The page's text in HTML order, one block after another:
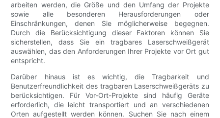
arbeiten werden, die Größe und den Umfang der Projekte
sowie alle besonderen Herausforderungen oder
Einschränkungen, denen Sie möglicherweise begegnen.
Durch die Berücksichtigung dieser Faktoren können Sie
sicherstellen, dass Sie ein tragbares Laserschweißgerät
auswählen, das den Anforderungen Ihrer Projekte vor Ort gut
entspricht.
Darüber hinaus ist es wichtig, die Tragbarkeit und
Benutzerfreundlichkeit des tragbaren Laserschweißgeräts zu
berücksichtigen. Für Vor-Ort-Projekte sind häufig Geräte
erforderlich, die leicht transportiert und an verschiedenen
Orten aufgestellt werden können. Suchen Sie nach einem